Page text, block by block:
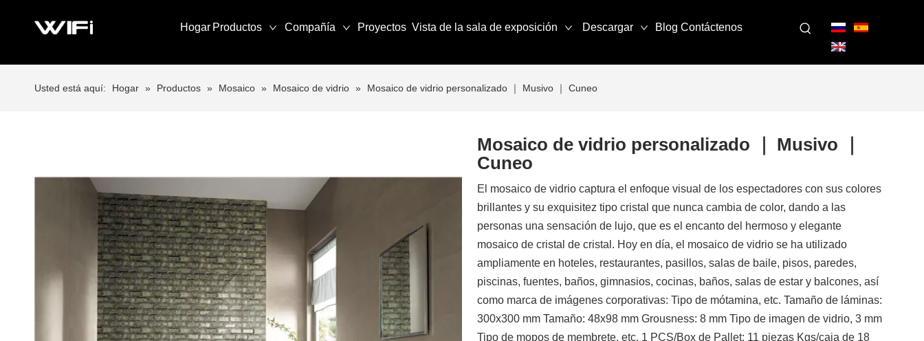
Hogar Productos Compañía Proyectos Vista de la sala de exposición Descargar Blog Contáctenos
Usted está aquí: Hogar » Productos » Mosaico » Mosaico de vidrio » Mosaico de vidrio personalizado ｜ Musivo ｜ Cuneo
Mosaico de vidrio personalizado ｜ Musivo ｜
Cuneo
El mosaico de vidrio captura el enfoque visual de los espectadores con sus colores
brillantes y su exquisitez tipo cristal que nunca cambia de color, dando a las
personas una sensación de lujo, que es el encanto del hermoso y elegante
mosaico de cristal de cristal. Hoy en día, el mosaico de vidrio se ha utilizado
ampliamente en hoteles, restaurantes, pasillos, salas de baile, pisos, paredes,
piscinas, fuentes, baños, gimnasios, cocinas, baños, salas de estar y balcones, así
como marca de imágenes corporativas: Tipo de mótamina, etc. Tamaño de láminas:
300x300 mm Tamaño: 48x98 mm Grousness: 8 mm Tipo de imagen de vidrio, 3 mm
Tipo de mopos de membrete, etc. 1 PCS/Box de Pallet: 11 piezas Kgs/caja de 18